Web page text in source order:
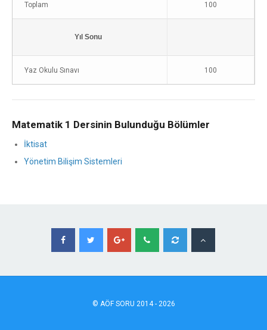
Toplam 100
Yıl Sonu
Yaz Okulu Sınavı 100
Matematik 1 Dersinin Bulunduğu Bölümler
İktisat
Yönetim Bilişim Sistemleri
© AÖFSORU 2014 - 2026